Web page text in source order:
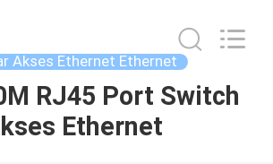
Akses Ethernet Ethernet
RJ45 Port Switch
Ethernet